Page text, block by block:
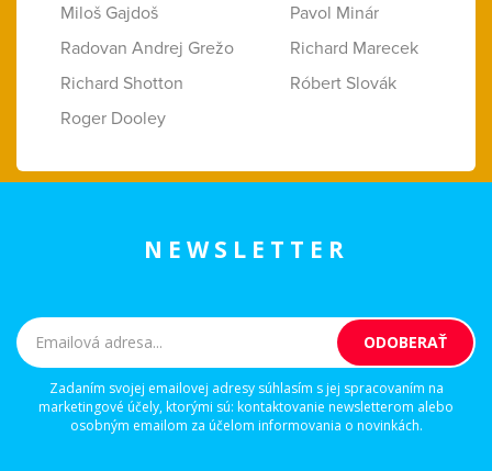
Miloš Gajdoš
Pavol Minár
Radovan Andrej Grežo
Richard Marecek
Richard Shotton
Róbert Slovák
Roger Dooley
NEWSLETTER
Zadaním svojej emailovej adresy súhlasím s jej spracovaním na
marketingové účely, ktorými sú: kontaktovanie newsletterom alebo
osobným emailom za účelom informovania o novinkách.